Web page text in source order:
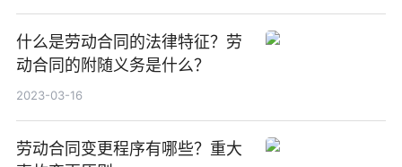
什么是劳动合同的法律特征？劳
动合同的附随义务是什么？
2023-03-16
劳动合同变更程序有哪些？重大